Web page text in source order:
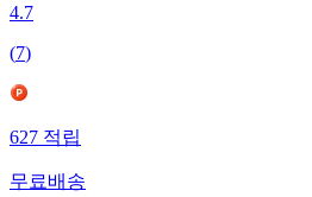
4.7
(7)
627적립
무료배송